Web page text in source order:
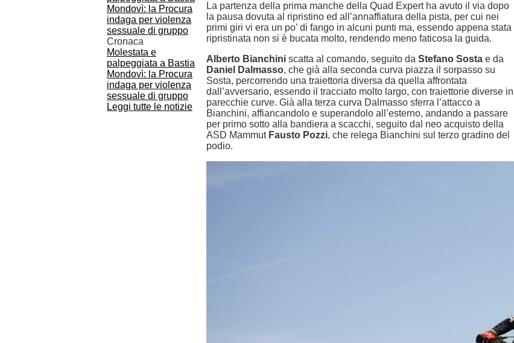
Cronaca
Molestata e
palpeggiata a Bastia
Mondovì: la Procura
indaga per violenza
sessuale di gruppo
Leggi tutte le notizie
La partenza della prima manche della Quad Expert ha avuto il via dopo
la pausa dovuta al ripristino ed all’annaffiatura della pista, per cui nei
primi giri vi era un po’ di fango in alcuni punti ma, essendo appena stata
ripristinata non si è bucata molto, rendendo meno faticosa la guida.
Alberto Bianchini scatta al comando, seguito da Stefano Sosta e da
Daniel Dalmasso, che già alla seconda curva piazza il sorpasso su
Sosta, percorrendo una traiettoria diversa da quella affrontata
dall’avversario, essendo il tracciato molto largo, con traiettorie diverse in
parecchie curve. Già alla terza curva Dalmasso sferra l’attacco a
Bianchini, affiancandolo e superandolo all’esterno, andando a passare
per primo sotto alla bandiera a scacchi, seguito dal neo acquisto della
ASD Mammut Fausto Pozzi, che relega Bianchini sul terzo gradino del
podio.